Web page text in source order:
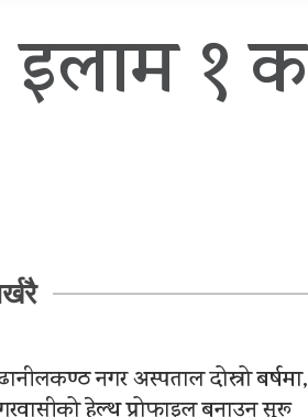
इलाम १ क
नगर अस्पताल दोस्रो बर्षमा,